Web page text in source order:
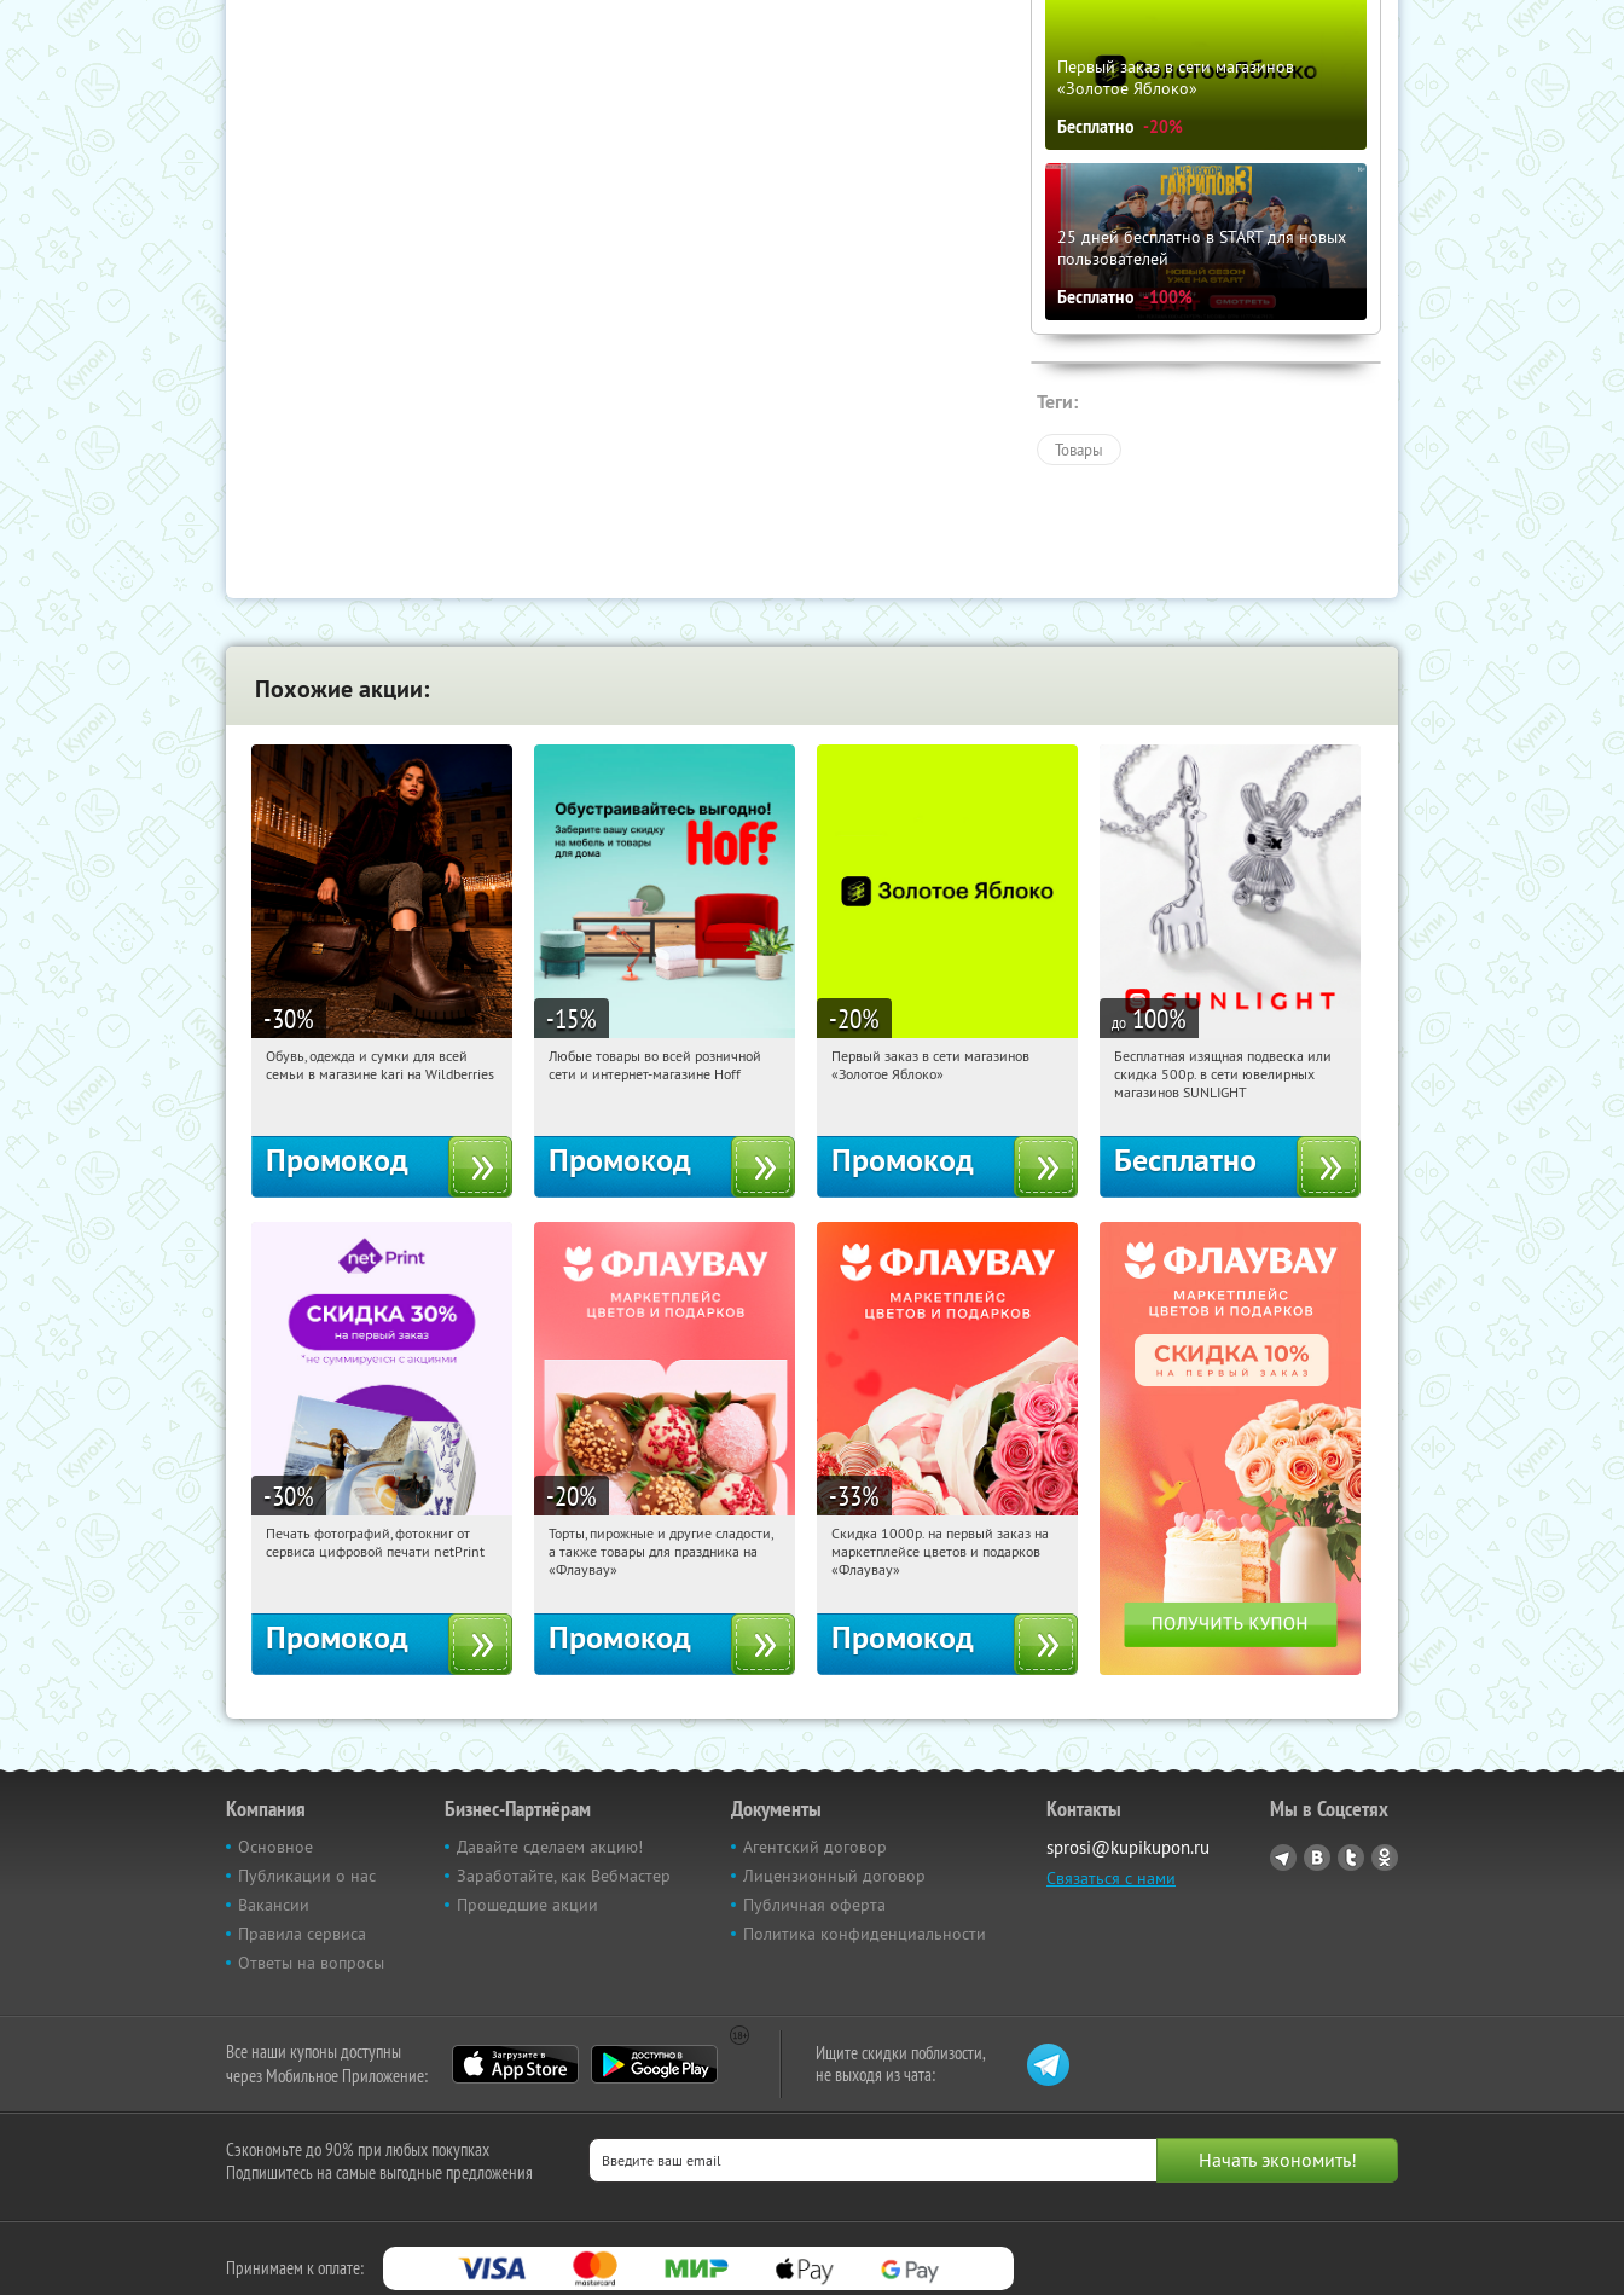
Первый заказ в сети магазинов
«Золотое Яблоко»
Бесплатно -20%
25 дней бесплатно в START для новых
пользователей
Бесплатно -100%
Теги:
Товары
Похожие акции:
-30%
14:23:03 Получили:
Обувь, одежда и сумки для всей
семьи в магазине kari на Wildberries
Промокод
-15%
14:23:03 Получили:
Любые товары во всей розничной
сети и интернет-магазине Hoff
Промокод
-20%
14:23:03
Получи первым!
Первый заказ в сети магазинов
«Золотое Яблоко»
Промокод
до 100%
14:23:03 Получили:
Россия
Бесплатная изящная подвеска или
скидка 500р. в сети ювелирных
магазинов SUNLIGHT
Бесплатно
-30%
14:23:03 Получили:
Печать фотографий, фотокниг от
сервиса цифровой печати netPrint
Промокод
-20%
14:23:03 Получили:
Россия
Торты, пирожные и другие сладости,
а также товары для праздника на
«Флаувау»
Промокод
-33%
14:23:03 Получили:
Россия
Скидка 1000р. на первый заказ на
маркетплейсе цветов и подарков
«Флаувау»
Промокод
Компания
Основное
Публикации о нас
Вакансии
Правила сервиса
Ответы на вопросы
Бизнес-Партнёрам
Давайте сделаем акцию!
Заработайте, как Вебмастер
Прошедшие акции
Документы
Агентский договор
Лицензионный договор
Публичная оферта
Политика конфиденциальности
Контакты
sprosi@kupikupon.ru
Связаться с нами
Мы в Соцсетях
Все наши купоны доступны
через Мобильное Приложение:
Ищите скидки поблизости,
не выходя из чата:
Сэкономьте до 90% при любых покупках
Подпишитесь на самые выгодные предложения
Принимаем к оплате: